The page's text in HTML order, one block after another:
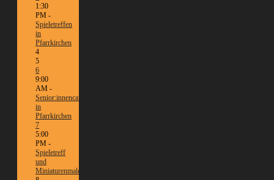
1:30
PM -
Spieletreffen
in
Pfarrkirchen
4
5
6
9:00
AM -
Senior:innencafé
in
Pfarrkirchen
7
5:00
PM -
Spieletreff
und
Miniaturenmalen/Tabletop